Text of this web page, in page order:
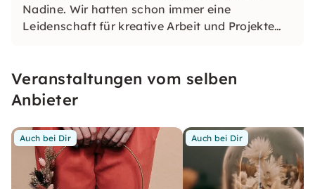
Nadine. Wir hatten schon immer eine
Leidenschaft für kreative Arbeit und Projekte
deine Kreativität voll entfalten.
Veranstaltungen vom selben
Anbieter
Auch bei Dir Auch bei Dir